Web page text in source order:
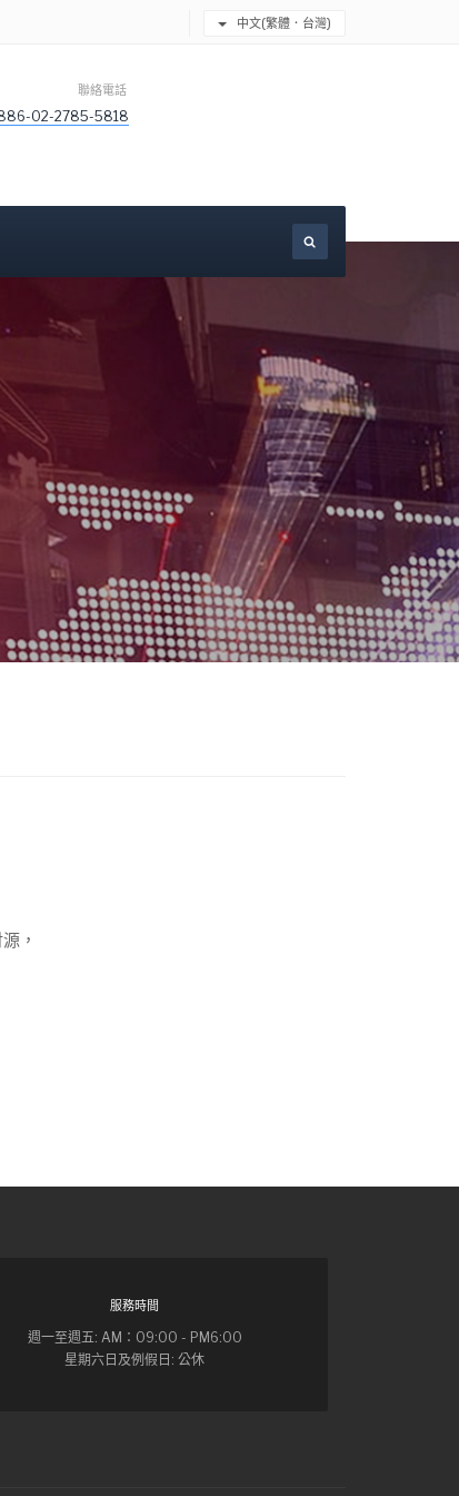
中文(繁體．台灣)
聯絡電話
02-2785-5818
，
服務時間
週一至週五: AM：09:00 - PM6:00
星期六日及例假日: 公休